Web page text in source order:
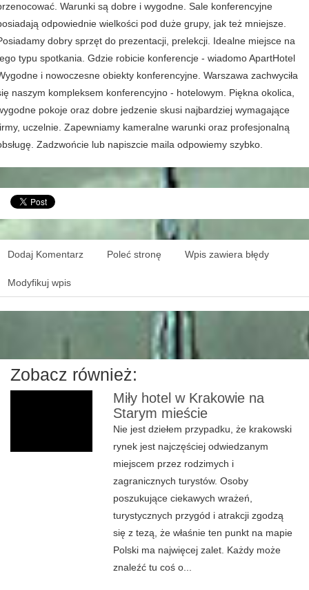
Warunki są dobre i wygodne. Sale konferencyjne
odpowiednie wielkości pod duże grupy, jak też mniejsze.
dobry sprzęt do prezentacji, prelekcji. Idealne miejsce na
typu spotkania. Gdzie robicie konferencje - wiadomo ApartHotel
i nowoczesne obiekty konferencyjne. Warszawa zachwyciła
naszym kompleksem konferencyjno - hotelowym. Piękna okolica,
pokoje oraz dobre jedzenie skusi najbardziej wymagające
uczelnie. Zapewniamy kameralne warunki oraz profesjonalną
Zadzwońcie lub napiszcie maila odpowiemy szybko.
Dodaj Komentarz Poleć stronę Wpis zawiera błędy
Modyfikuj wpis
Zobacz również:
Miły hotel w Krakowie na
Starym mieście
Nie jest dziełem przypadku, że krakowski
rynek jest najczęściej odwiedzanym
miejscem przez rodzimych i
zagranicznych turystów. Osoby
poszukujące ciekawych wrażeń,
turystycznych przygód i atrakcji zgodzą
się z tezą, że właśnie ten punkt na mapie
Polski ma najwięcej zalet. Każdy może
znaleźć tu coś o...